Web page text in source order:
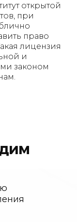
открытой
при
право
лицензия
и
законом